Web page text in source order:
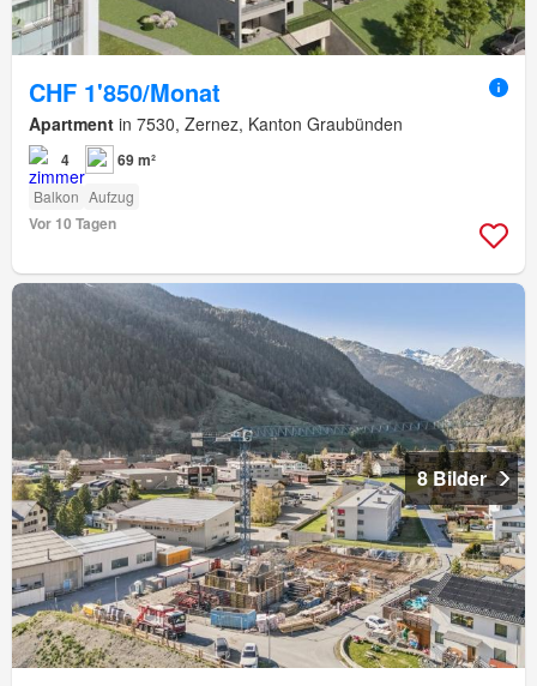
CHF 1'850/Monat
Apartment in 7530, Zernez, Kanton Graubünden
4 69 m²
Balkon Aufzug
Vor 10 Tagen
8 Bilder